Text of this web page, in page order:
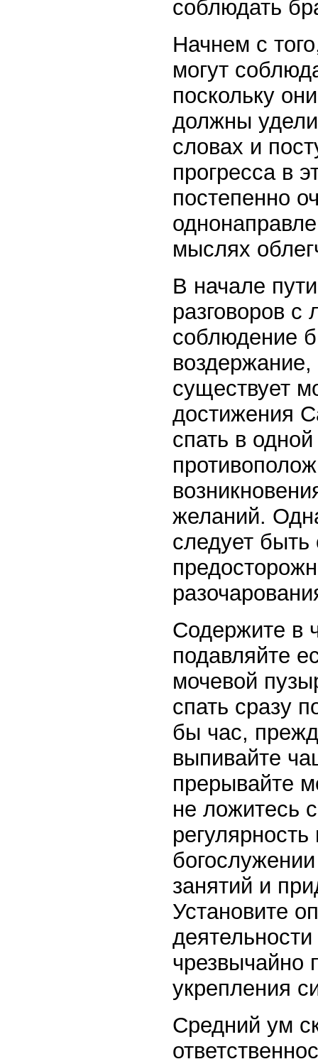
соблюдать
Начнем с
могут
поскольку
должны
словах и
прогресса в
постепенно
мыслях
В начале
разговоров
соблюдение
существует
достижения
спать в
желаний.
следует
Содержите в
подавляйте
мочевой
спать сразу
бы час,
выпивайте
прерывайте
не ложитесь
занятий и
Установите
чрезвычайно
укрепления
Средний ум